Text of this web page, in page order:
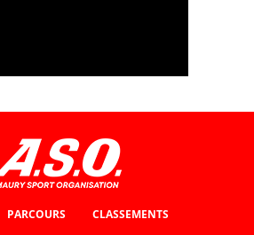
- Flamme Rouge - Étape 1
PARCOURS
CLASSEMENTS